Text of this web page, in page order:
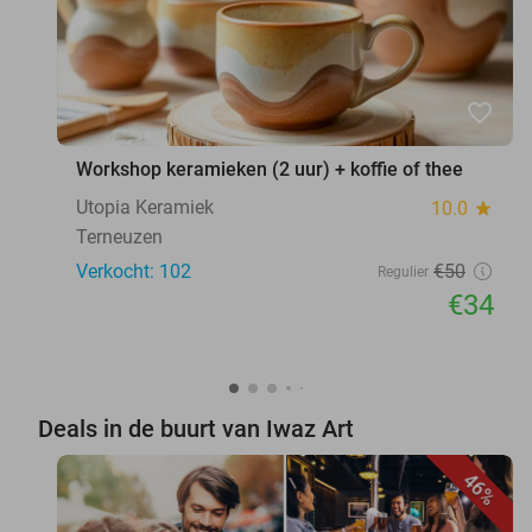
favorite_border
Workshop keramieken (2 uur) + koffie of thee
Utopia Keramiek
10.0 star
Terneuzen
Verkocht: 102
Regulier €50
€34
Deals in de buurt van Iwaz Art
46%